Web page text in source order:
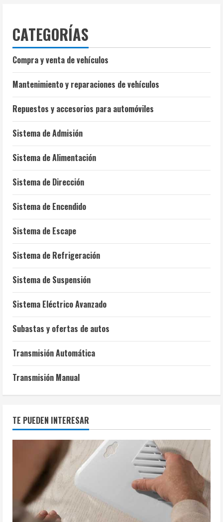
CATEGORÍAS
Compra y venta de vehículos
Mantenimiento y reparaciones de vehículos
Repuestos y accesorios para automóviles
Sistema de Admisión
Sistema de Alimentación
Sistema de Dirección
Sistema de Encendido
Sistema de Escape
Sistema de Refrigeración
Sistema de Suspensión
Sistema Eléctrico Avanzado
Subastas y ofertas de autos
Transmisión Automática
Transmisión Manual
TE PUEDEN INTERESAR